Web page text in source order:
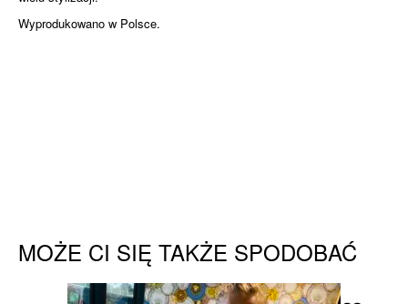
Wyprodukowano w Polsce.
MOŻE CI SIĘ TAKŻE SPODOBAĆ